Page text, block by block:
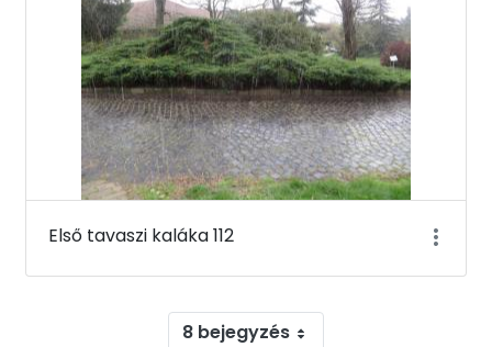
Első tavaszi kaláka 112
8 bejegyzés